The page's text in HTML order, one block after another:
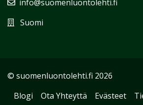
info@suomenluontolehti.fi
Suomi
© suomenluontolehti.fi 2026
Blogi
Ota Yhteyttä Evästeet